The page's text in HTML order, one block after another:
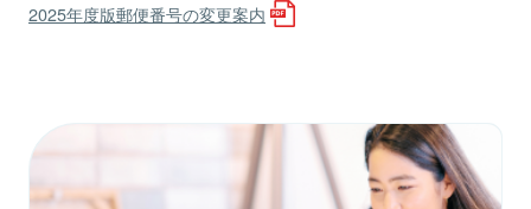
2025年度版郵便番号の変更案内